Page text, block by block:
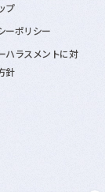
プ
ーポリシー
ハラスメントに対
針